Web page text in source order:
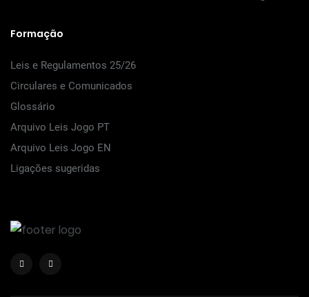
Formação
Leis e Regulamentos 25/26
Circulares e Comunicados
Glossário
Arquivo Leis Jogo PT
Arquivo Leis Jogo EN
Ligações sugeridas